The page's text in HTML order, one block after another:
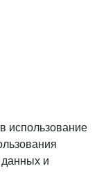
использование
и